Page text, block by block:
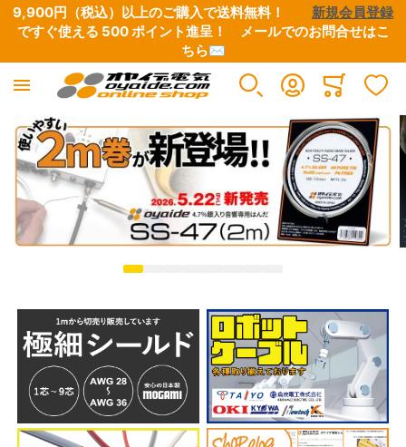
9,900円（税込）以上のご購入で送料無料！ 新規会員登録
ですぐ使える 500 ポイント進呈！ メールでのお問合せはこ
ちら✉
産業電線
すべての商品
極細リード線・小型ボビン巻き
電気・電子用 単芯電線
UL/CSA規格電線
高圧電線
電設資材
すべての商品
端子類
チューブ・スリーブ
ケーブルアクセサリー・結束材
工具
すべての商品
圧着工具
ワイヤーストリッパー
ハサミ・ニッパー
はんだ・はんだこて関連
オヤイデ電気 直営店限定
すべての商品
オヤイデ店舗限定リケーブル
店舗オリジナル電源タップ
店舗オリジナル電源ケーブル
店舗オリジナルプラグ・コネクター
アウトレット/特別商品
すべての商品
CD / DVD / 書籍
マグネットワイヤー余剰品
ETFE余剰品
オーディオ / 映像
すべての商品
電源ケーブル・タップ・関連パーツ
インターコネクトケーブル
スピーカーケーブル
デジタルケーブル
イヤホン/ヘッドホン
すべての商品
ヘッドホン・イヤホンリケーブル
自作用各種プラグ・コネクター
自作用切り売りケーブル・チューブ
接続ケーブル
楽器 / レコーディング / DJ
すべての商品
電源タップ
電源・DCケーブル
電源ケーブル切り売り
楽器用ケーブル
OYAIDE 製品
すべての商品
電源ケーブル
電源ケーブル切り売り
電源タップ（シャーシ、電源用アクセサリー）
電源プラグ&IECコネクター
NEO BY OYAIDE
すべての商品
電源・DCケーブル
DJ用ケーブル
DTM・レコーディング向け